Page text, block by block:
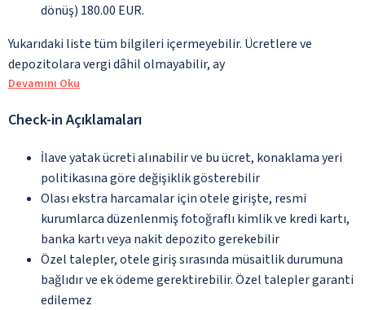
dönüş) 180.00 EUR.
Yukarıdaki liste tüm bilgileri içermeyebilir. Ücretlere ve
depozitolara vergi dâhil olmayabilir, ay
Devamını Oku
Check-in Açıklamaları
İlave yatak ücreti alınabilir ve bu ücret, konaklama yeri
politikasına göre değişiklik gösterebilir
Olası ekstra harcamalar için otele girişte, resmi
kurumlarca düzenlenmiş fotoğraflı kimlik ve kredi kartı,
banka kartı veya nakit depozito gerekebilir
Özel talepler, otele giriş sırasında müsaitlik durumuna
bağlıdır ve ek ödeme gerektirebilir. Özel talepler garanti
edilemez